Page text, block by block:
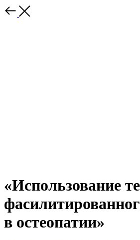
«Использование
в остеопатии»